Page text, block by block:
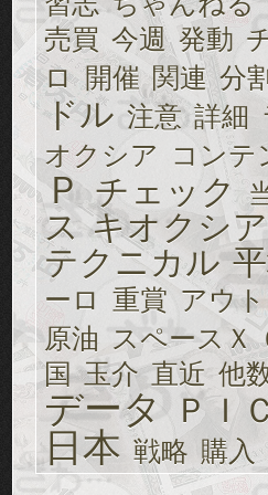
売買 今週 発動
ロ 開催 関連 分
ドル 注意 詳細
オクシア
コンテ
Ｐ チェック
ス キオクシ
テクニカル
ーロ 重賞 アウト
原油
スペースＸ
国 玉介 直近 他
データ ＰＩ
日本 戦略 購入